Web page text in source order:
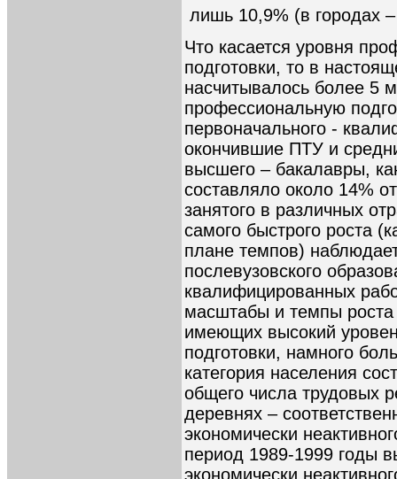
лишь 10,9% (в городах
Что касается уровня
подготовки, то в
насчитывалось более 5
профессиональную
первоначального -
окончившие ПТУ и
высшего – бакалавры,
составляло около 14%
занятого в различных
самого быстрого роста
плане темпов)
послевузовского
квалифицированных
масштабы и темпы роста
имеющих высокий
подготовки, намного
категория населения
общего числа трудовых
деревнях –
экономически
период 1989-1999 годы
экономически